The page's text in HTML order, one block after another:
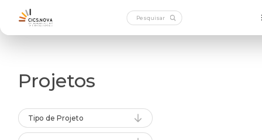
Projetos
Tipo de Projeto